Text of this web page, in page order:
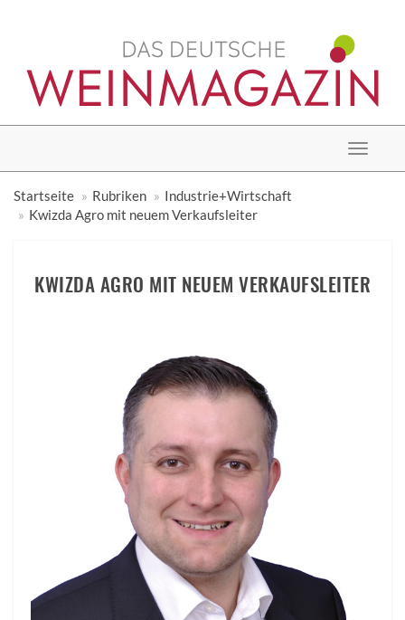
Toggle
Startseite
Rubriken
Industrie+Wirtschaft
Kwizda Agro mit neuem Verkaufsleiter
KWIZDA AGRO MIT NEUEM VERKAUFSLEITER